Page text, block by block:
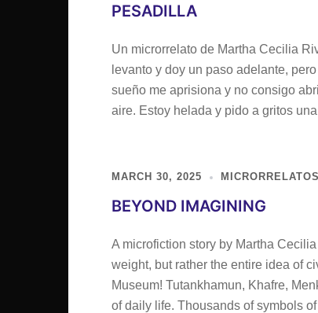
PESADILLA
Un microrrelato de Martha Cecilia
levanto y doy un paso adelante,
sueño me aprisiona y no consigo
aire. Estoy helada y pido a gritos
MARCH 30, 2025
BEYOND IMAGINING
A microfiction story by Martha
weight, but rather the entire idea of
Museum! Tutankhamun, Khafre,
of daily life. Thousands of symbols